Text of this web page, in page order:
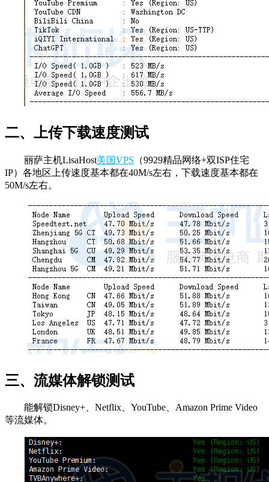
二、上传下载速度测试
丽萨主机LisaHost美国VPS （9929精品网络+双ISP住宅
IP）各地区上传速度基本都在40M/s左右，下载速度基本都在
50M/s左右。
三、流媒体解锁测试
能解锁Disney+、Netflix、YouTube、Amazon Prime Video
等流媒体。